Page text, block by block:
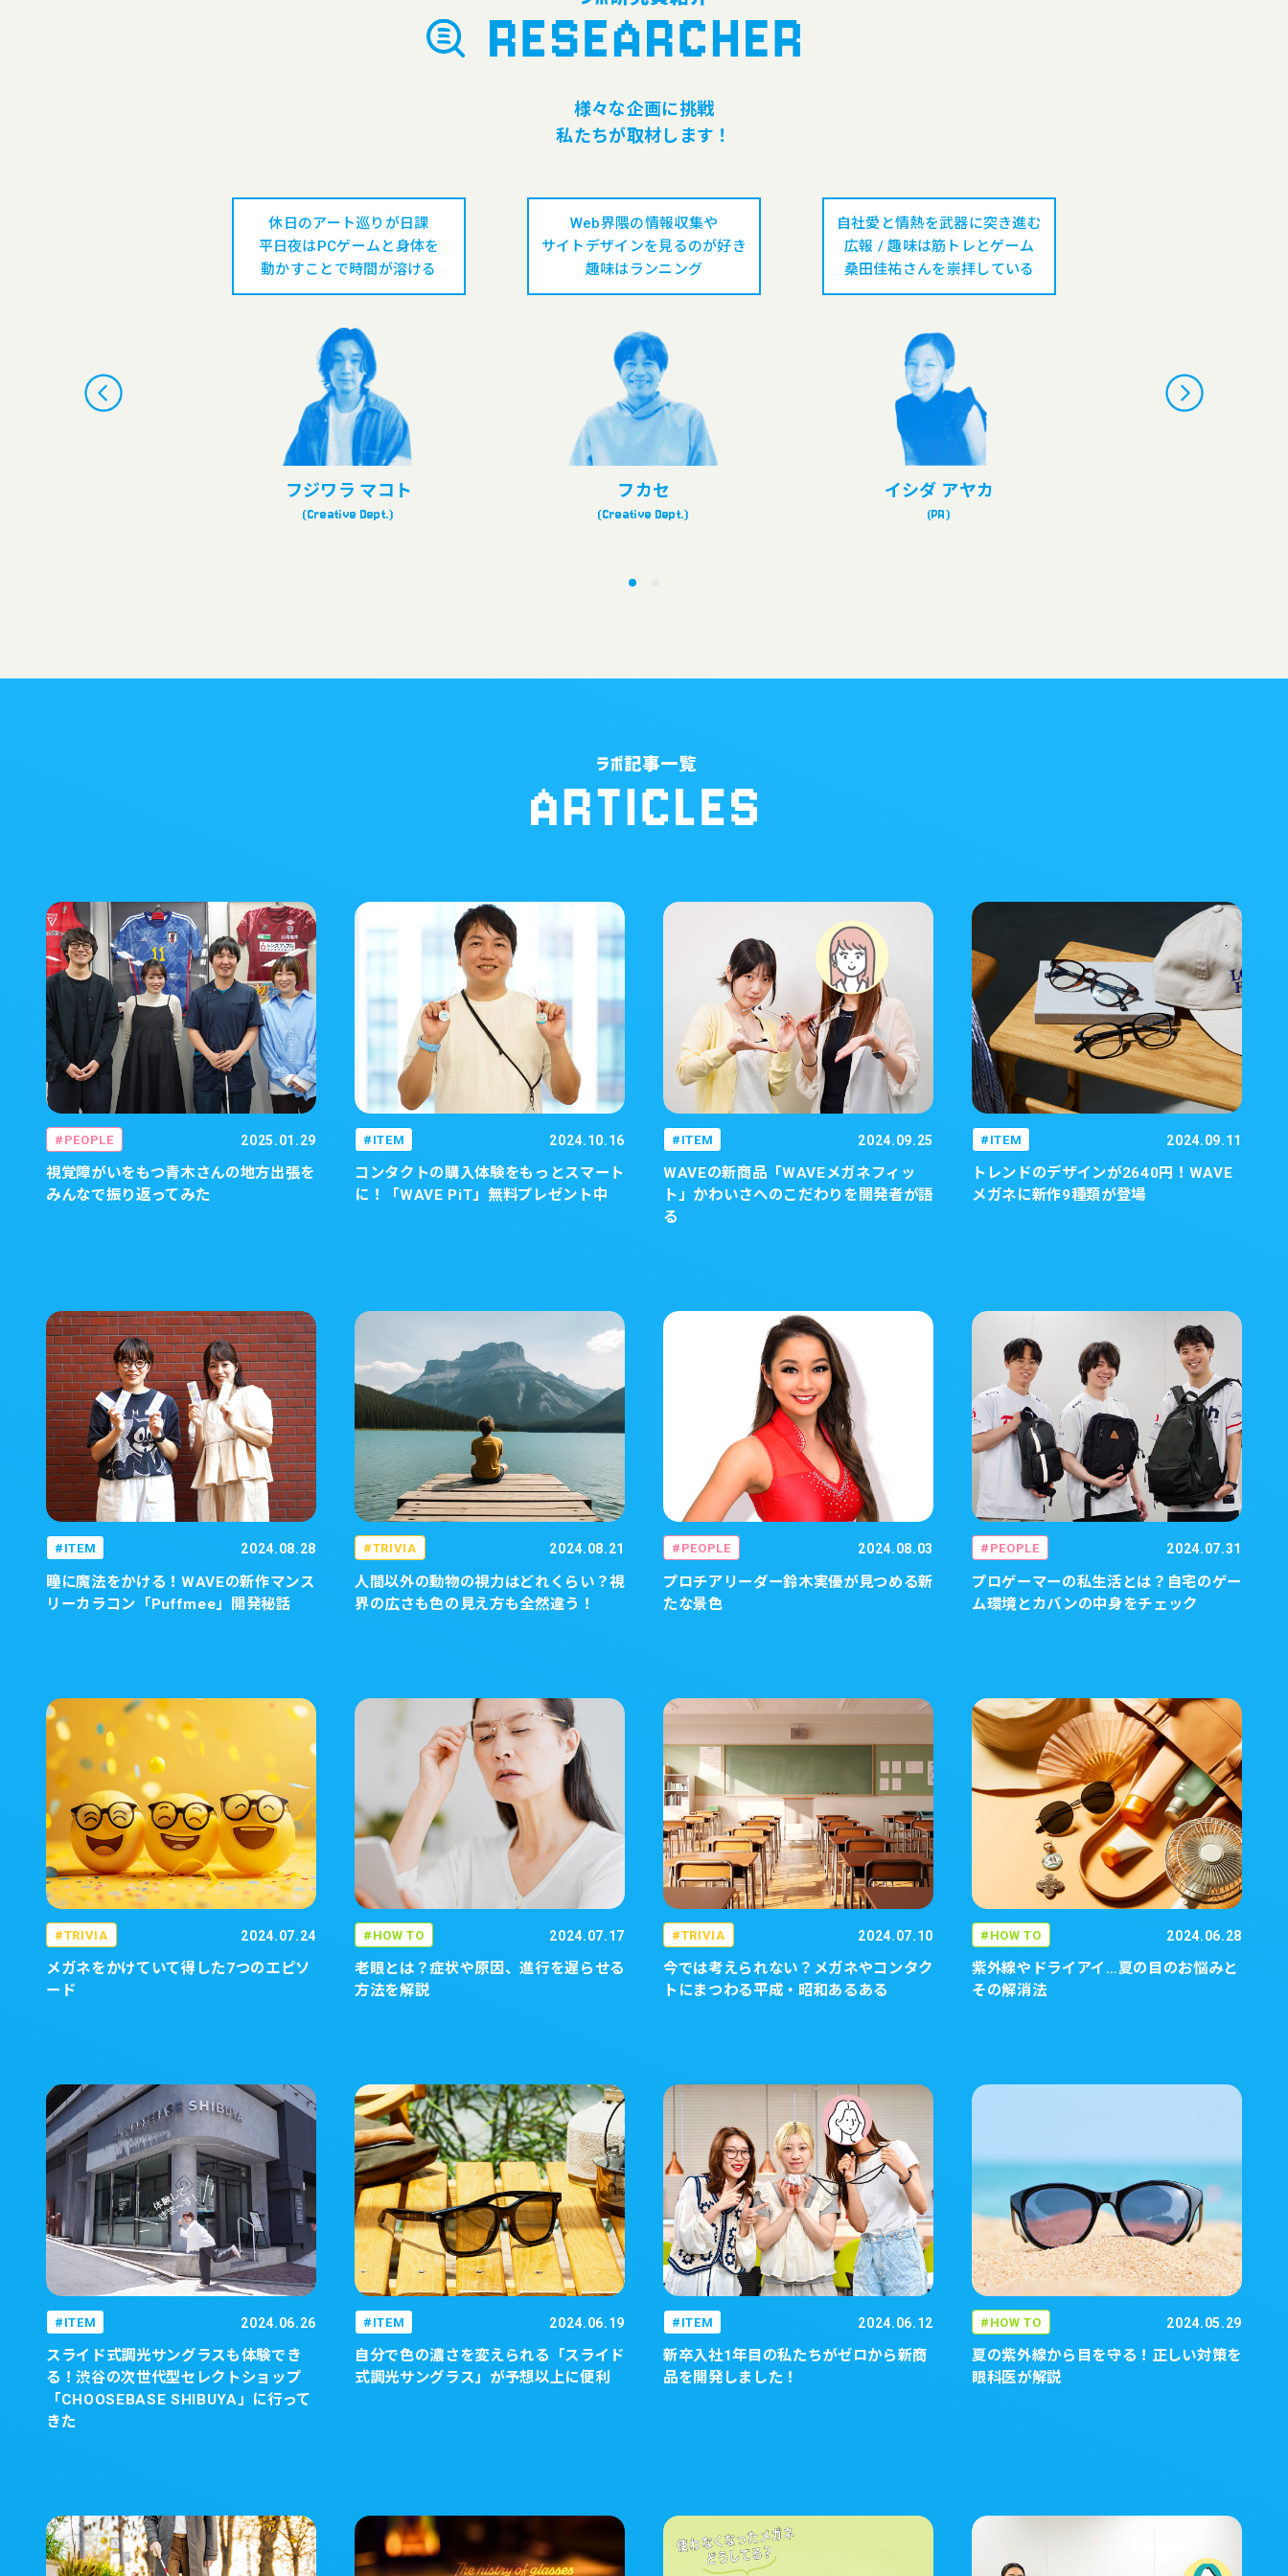
様々な企画に挑戦
私たちが取材します！
休日のアート巡りが日課
平日夜はPCゲームと身体を
動かすことで時間が溶ける
フジワラ マコト
(Creative Dept.)
Web界隈の情報収集や
サイトデザインを見るのが好き
趣味はランニング
フカセ
(Creative Dept.)
自社愛と情熱を武器に突き進む
広報 / 趣味は筋トレとゲーム
桑田佳祐さんを崇拝している
イシダ アヤカ
(PR)
視覚障がいをもつ青木さんの地方出張を
みんなで振り返ってみた
PEOPLE 2025.01.29
コンタクトの購入体験をもっとスマート
に！「WAVE PiT」無料プレゼント中
ITEM 2024.10.16
WAVEの新商品「WAVEメガネフィッ
ト」かわいさへのこだわりを開発者が語
る
ITEM 2024.09.25
トレンドのデザインが2640円！WAVE
メガネに新作9種類が登場
ITEM 2024.09.11
瞳に魔法をかける！WAVEの新作マンス
リーカラコン「Puffmee」開発秘話
ITEM 2024.08.28
人間以外の動物の視力はどれくらい？視
界の広さも色の見え方も全然違う！
TRIVIA 2024.08.21
プロチアリーダー鈴木実優が見つめる新
たな景色
PEOPLE 2024.08.03
プロゲーマーの私生活とは？自宅のゲー
ム環境とカバンの中身をチェック
PEOPLE 2024.07.31
メガネをかけていて得した7つのエピソ
ード
TRIVIA 2024.07.24
老眼とは？症状や原因、進行を遅らせる
方法を解説
HOW TO 2024.07.17
今では考えられない？メガネやコンタク
トにまつわる平成・昭和あるある
TRIVIA 2024.07.10
紫外線やドライアイ…夏の目のお悩みと
その解消法
HOW TO 2024.06.28
スライド式調光サングラスも体験でき
る！渋谷の次世代型セレクトショップ
「CHOOSEBASE SHIBUYA」に行って
きた
ITEM 2024.06.26
自分で色の濃さを変えられる「スライド
式調光サングラス」が予想以上に便利
ITEM 2024.06.19
新卒入社1年目の私たちがゼロから新商
品を開発しました！
ITEM 2024.06.12
夏の紫外線から目を守る！正しい対策を
眼科医が解説
HOW TO 2024.05.29